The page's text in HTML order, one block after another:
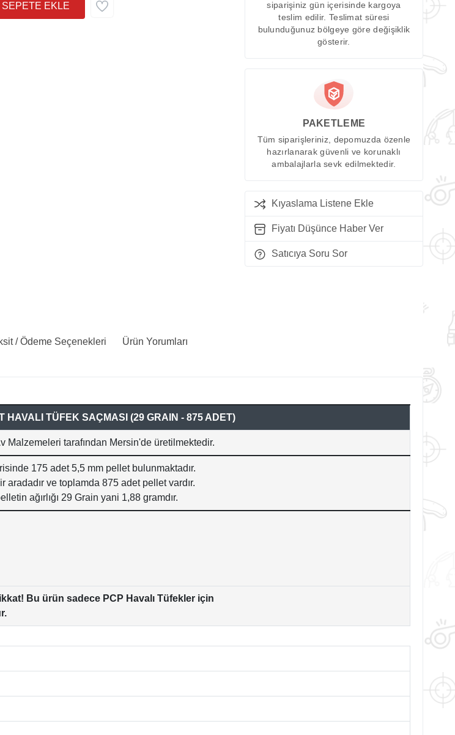
siparişiniz gün içerisinde kargoya
teslim edilir. Teslimat süresi
bulunduğunuz bölgeye göre değişiklik
gösterir.
PAKETLEME
Tüm siparişleriniz, depomuzda özenle
hazırlanarak güvenli ve korunaklı
ambalajlarla sevk edilmektedir.
Kıyaslama Listene Ekle
Fiyatı Düşünce Haber Ver
Satıcıya Soru Sor
/ Ödeme Seçenekleri Ürün Yorumları
HAVALI TÜFEK SAÇMASI (29 GRAIN - 875 ADET)
Malzemeleri tarafından Mersin'de üretilmektedir.
175 adet 5,5 mm pellet bulunmaktadır.
aradadır ve toplamda 875 adet pellet vardır.
ağırlığı 29 Grain yani 1,88 gramdır.
Bu ürün sadece PCP Havalı Tüfekler için